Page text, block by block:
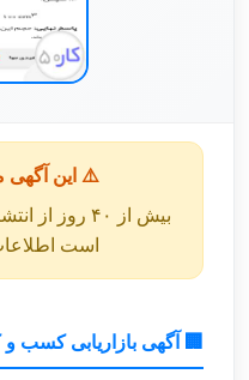
⚠️ این
بیش از ۴۰
است
🏢 آگهی بازاریابی کسب و